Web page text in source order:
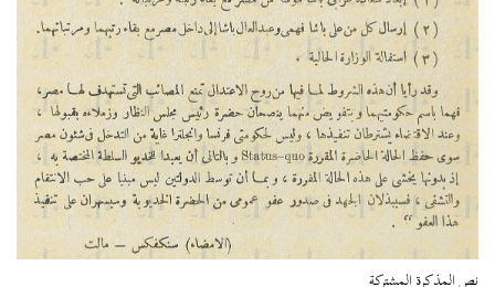
نص المذكرة المشتركة